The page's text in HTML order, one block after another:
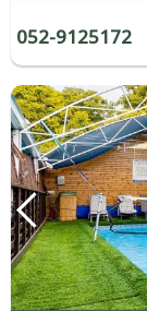
052-9125172